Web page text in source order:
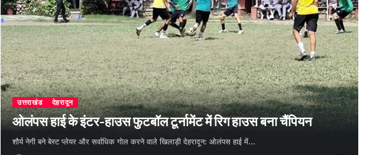
उत्तराखंड देहरादून
ओलंपस हाई के इंटर-हाउस फुटबॉल टूर्नामेंट में रिग हाउस बना चैंपियन
शौर्य नेगी बने बेस्ट प्लेयर और सर्वाधिक गोल करने वाले खिलाड़ी देहरादून: ओलंपस हाई में…